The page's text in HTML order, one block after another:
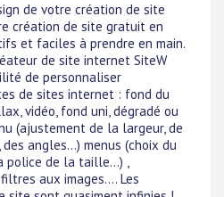
de votre création de site
création de site gratuit en
et faciles à prendre en main.
de site internet SiteW
de personnaliser
de sites internet : fond du
vidéo, fond uni, dégradé ou
(ajustement de la largeur, de
angles...) menus (choix du
police de la taille...) ,
aux images.... Les